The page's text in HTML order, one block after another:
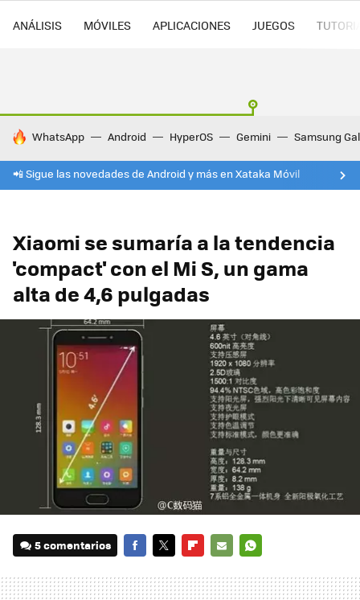
ANÁLISIS MÓVILES APLICACIONES JUEGOS
HOY SE HABLA DE
WhatsApp Android HyperOS Gemini Samsung
📲 Sigue las novedades de Android y más en Xataka Móvil
Xiaomi se sumaría a la tendencia
'compact' con el Mi S, un gama
alta de 4,6 pulgadas
5 comentarios
MAIL